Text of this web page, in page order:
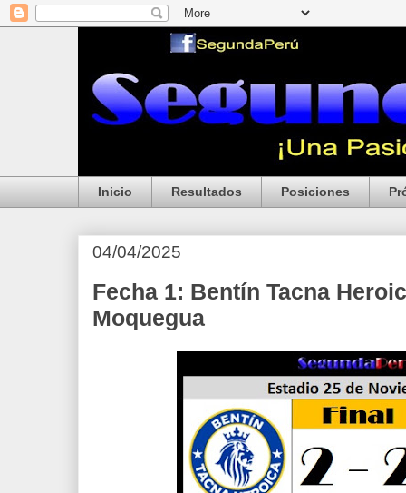
Inicio Resultados Posiciones
04/04/2025
Fecha 1: Bentín Tacna
Moquegua